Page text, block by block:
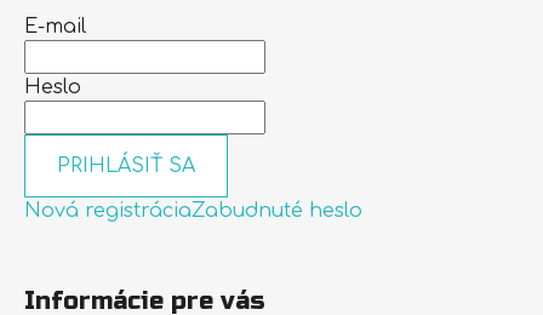
E-mail
Heslo
PRIHLÁSIŤ SA
Nová registráciaZabudnuté heslo
Informácie pre vás